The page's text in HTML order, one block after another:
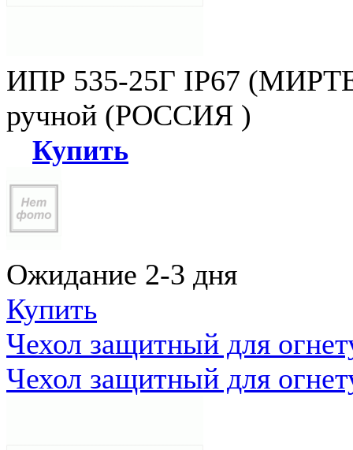
ИПР 535-25Г IP67
ручной (РОССИЯ )
Купить
Ожидание 2-3 дня
Купить
Чехол защитный для
Чехол защитный для